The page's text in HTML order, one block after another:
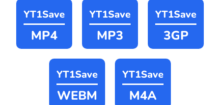
YT1Save
MP4
YT1Save
MP3
YT1Save
3GP
YT1Save
WEBM
YT1Save
M4A